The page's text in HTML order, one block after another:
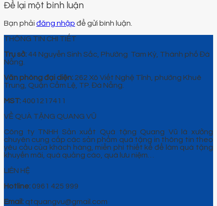
Để lại một bình luận
Bạn phải đăng nhập để gửi bình luận.
THÔNG TIN CHI TIẾT
Trụ sở: 44 Nguyễn Sinh Sắc, Phường Tam Kỳ, Thành phố Đà
Nẵng.
Văn phòng đại diện: 262 Xô Viết Nghệ Tĩnh, phường Khuê
Trung, Quận Cẩm Lệ, TP. Đà Nẵng.
MST: 4001217411
VỀ QUÀ TẶNG QUANG VŨ
Công ty TNHH Sản xuất Quà tặng Quang Vũ là xưởng
chuyên cung cấp các sản phẩm quà tặng in thông tin theo
yêu cầu của khách hàng, miễn phí thiết kế để làm quà tặng
khuyến mãi, quà quảng cáo, quà lưu niệm…
LIÊN HỆ
Hotline: 0961 425 999
Email: qtquangvu@gmail.com